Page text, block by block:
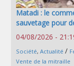
Matadi : le
sauvetage pour
04/08/2026 -
Société, Actualité /
Vente de la mitraille